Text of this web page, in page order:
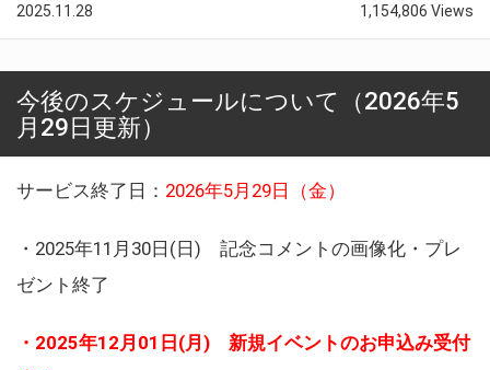
2025.11.28 1,154,806 Views
今後のスケジュールについて（2026年5
月29日更新）
サービス終了日： 2026年5月29日（金）
・2025年11月30日(日) 記念コメントの画像化・プレ
ゼント終了
・2025年12月01日(月) 新規イベントのお申込み受付